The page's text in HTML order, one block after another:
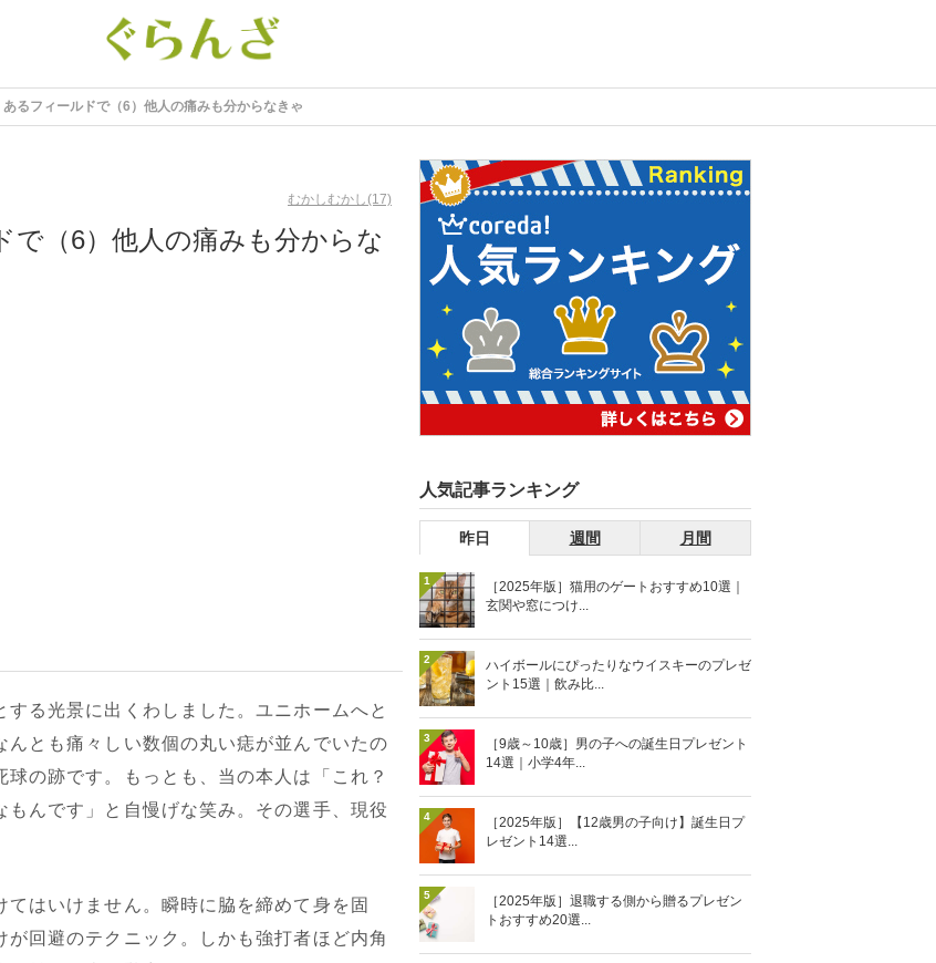
るフィールドで（6）他人の痛みも分からなきゃ
むかしむかし(17)
（6）他人の痛みも分からな
る光景に出くわしました。ユニホームへと
とも痛々しい数個の丸い痣が並んでいたの
の跡です。もっとも、当の本人は「これ？
んです」と自慢げな笑み。その選手、現役
はいけません。瞬時に脇を締めて身を固
回避のテクニック。しかも強打者ほど内角
人気記事ランキング
昨日 週間 月間
1
［2025年版］猫用のゲートおすすめ10選｜
玄関や窓につけ...
2
ハイボールにぴったりなウイスキーのプレゼ
ント15選｜飲み比...
3
［9歳～10歳］男の子への誕生日プレゼント
14選｜小学4年...
4
［2025年版］【12歳男の子向け】誕生日プ
レゼント14選...
5
［2025年版］退職する側から贈るプレゼン
トおすすめ20選...